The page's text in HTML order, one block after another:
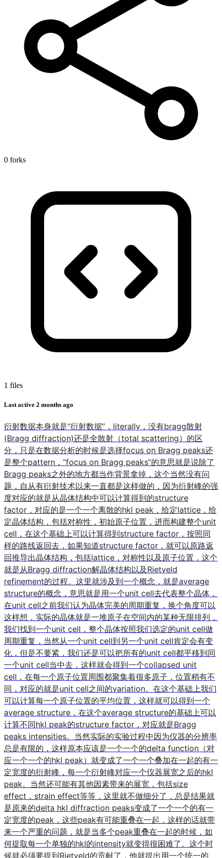
0 forks
1 files
Last active 2 months ago
衍射数据本身就是“衍射数据”，literally，没有bragg散射
(Bragg diffraction)还是全散射（total scattering）的区
分，只是在数据分析的时候是选择focus on Bragg peaks还
是整个pattern，“focus on Bragg peaks”的意思就是说除了
Bragg peaks之外的地方都当作背景拿掉，这个当然没有问
题，自从有衍射技术以来一直都是这样做的，因为衍射峰的强
度对应的就是从晶体结构中可以计算得到的structure
factor，对应的是一个一个离散的hkl peak，给定lattice，给
定晶体结构，包括对称性，初始原子位置，进而构建整个unit
cell，在这个基础上可以计算得到structure factor，按照同
样的路线返回去，如果知道structure factor，就可以原路返
回推导出晶体结构，包括lattice，对称性以及原子位置，这个
就是从Bragg diffraction解晶体结构以及Rietveld
refinement的过程。这里就涉及到一个概念，就是average
structure的概念，意思就是用一个unit cell去代表整个晶体，
在unit cell之前我们认为晶体完美的周期重复，换个角度可以
这样想，实际的晶体就是一堆原子在空间内的某种无限排列，
我们找到一个unit cell，整个晶体按照我们选定的unit cell做
周期重复，当然从一个unit cell到另一个unit cell肯定会有变
化，但是不要紧，我们还是可以把所有的unit cell都平移到同
一个unit cell当中去，这样就会得到一个collapsed unit
cell，在每一个原子位置周围都聚集着很多原子，位置稍有不
同，对应的就是unit cell之间的variation。在这个基础上我们
可以计算每一个原子位置的平均位置，这样就可以得到一个
average structure，在这个average structure的基础上可以
计算不同hkl peak的structure factor，对应就是Bragg
peaks intensities。当然实际的实验过程中因为仪器的分辨率
总是有限的，这样原本应该是一个一个的delta function（对
应一个一个的hkl peak）就变成了一个一个叠加在一起的有一
定宽度的衍射峰，每一个衍射峰对应一个仪器展宽之后的hkl
peak。当然还可能有其他因素带来的展宽，包括size
effect，strain effect等等，这里就不做细分了，总是结果就
是原来的delta hkl diffraction peaks变成了一个一个的有一
定宽度的peak，这些peak有可能重叠在一起，这样的话就带
来一个严重的问题，就是当多个peak重叠在一起的时候，如
何提取每一个单独的hkl的intensity就变得很困难了。这个时
候就必须要提到Rietveld的贡献了，他就提出用一个统一的